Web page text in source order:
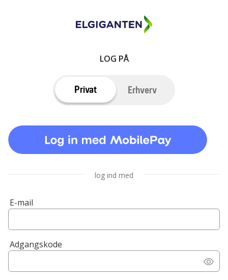
LOG PÅ
Privat Erhverv
log ind med
E-mail
Adgangskode